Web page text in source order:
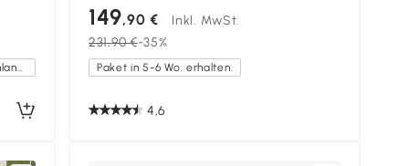
Kostenlose Lieferung innerhalb Deutschlands
Grün
149,90 €
Inkl. MwSt.
231,90 €-35%
Paket in 5-6 Wo. erhalten.
4,6